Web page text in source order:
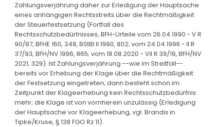
Zahlungsverjährung daher zur Erledigung der Hauptsache
eines anhängigen Rechtsstreits über die Rechtmäßigkeit
der Steuerfestsetzung (Fortfall des
Rechtsschutzbedürfnisses, BFH-Urteile vom 26.04.1990 - V R
90/87, BFHE 160, 348, BStBl II 1990, 802; vom 24.04.1996 - II R
37/93, BFH/NV 1996, 865; vom 18.08.2020 - VII R 39/19, BFH/NV
2021, 329). Ist Zahlungsverjährung --wie im Streitfall--
bereits vor Erhebung der Klage über die Rechtmäßigkeit
der Festsetzung eingetreten, dann besteht schon im
Zeitpunkt der Klageerhebung kein Rechtsschutzbedürfnis
mehr; die Klage ist von vornherein unzulässig (Erledigung
der Hauptsache vor Klageerhebung, vgl. Brandis in
Tipke/Kruse, § 138 FGO Rz 11).